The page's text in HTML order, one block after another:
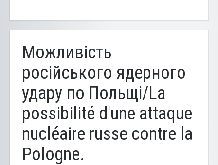
Можливість
російського ядерного
удару по Польщі/La
possibilité d'une attaque
nucléaire russe contre la
Pologne.